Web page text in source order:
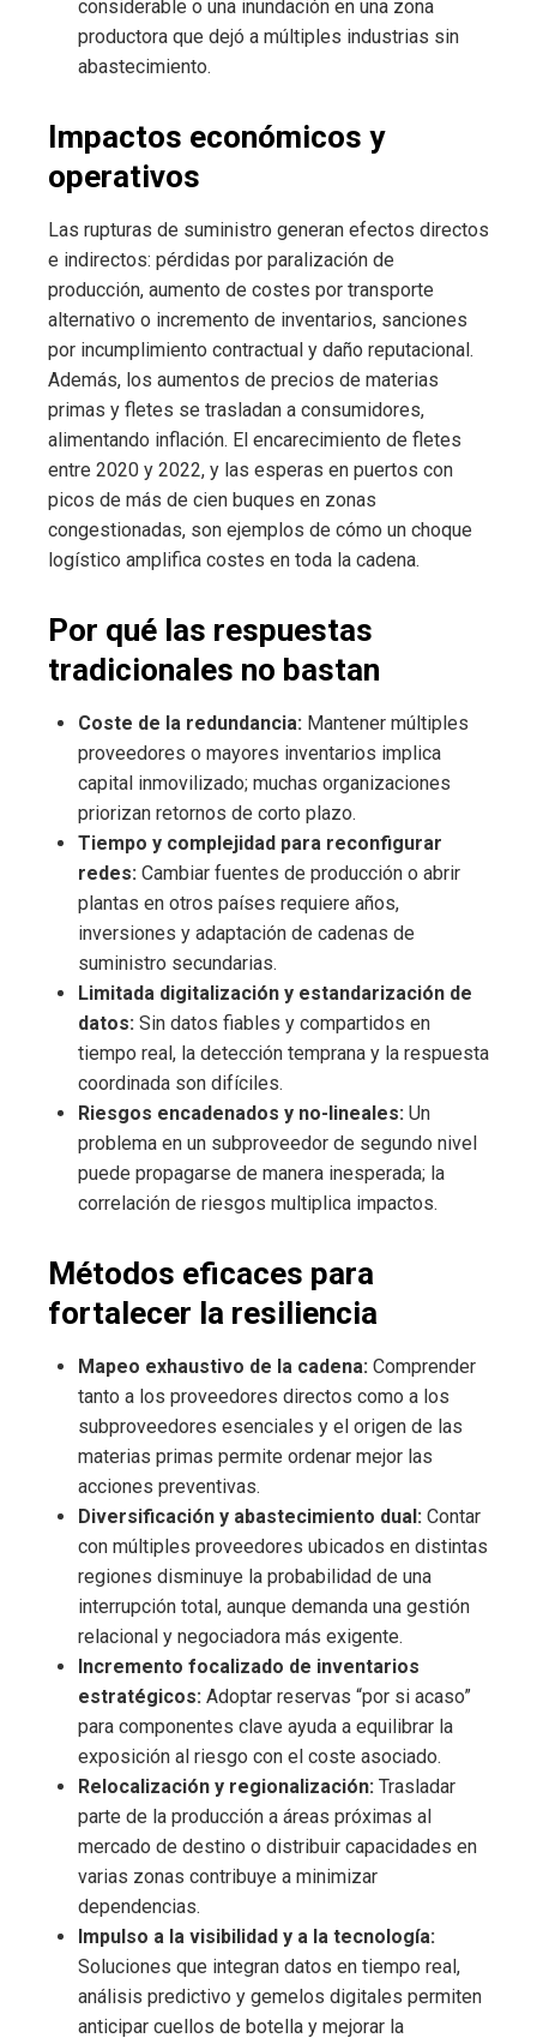
considerable o una inundación en una zona
productora que dejó a múltiples industrias sin
abastecimiento.
Impactos económicos y
operativos
Las rupturas de suministro generan efectos directos
e indirectos: pérdidas por paralización de
producción, aumento de costes por transporte
alternativo o incremento de inventarios, sanciones
por incumplimiento contractual y daño reputacional.
Además, los aumentos de precios de materias
primas y fletes se trasladan a consumidores,
alimentando inflación. El encarecimiento de fletes
entre 2020 y 2022, y las esperas en puertos con
picos de más de cien buques en zonas
congestionadas, son ejemplos de cómo un choque
logístico amplifica costes en toda la cadena.
Por qué las respuestas
tradicionales no bastan
Coste de la redundancia: Mantener múltiples
proveedores o mayores inventarios implica
capital inmovilizado; muchas organizaciones
priorizan retornos de corto plazo.
Tiempo y complejidad para reconfigurar
redes: Cambiar fuentes de producción o abrir
plantas en otros países requiere años,
inversiones y adaptación de cadenas de
suministro secundarias.
Limitada digitalización y estandarización de
datos: Sin datos fiables y compartidos en
tiempo real, la detección temprana y la respuesta
coordinada son difíciles.
Riesgos encadenados y no-lineales: Un
problema en un subproveedor de segundo nivel
puede propagarse de manera inesperada; la
correlación de riesgos multiplica impactos.
Métodos eficaces para
fortalecer la resiliencia
Mapeo exhaustivo de la cadena: Comprender
tanto a los proveedores directos como a los
subproveedores esenciales y el origen de las
materias primas permite ordenar mejor las
acciones preventivas.
Diversificación y abastecimiento dual: Contar
con múltiples proveedores ubicados en distintas
regiones disminuye la probabilidad de una
interrupción total, aunque demanda una gestión
relacional y negociadora más exigente.
Incremento focalizado de inventarios
estratégicos: Adoptar reservas “por si acaso”
para componentes clave ayuda a equilibrar la
exposición al riesgo con el coste asociado.
Relocalización y regionalización: Trasladar
parte de la producción a áreas próximas al
mercado de destino o distribuir capacidades en
varias zonas contribuye a minimizar
dependencias.
Impulso a la visibilidad y a la tecnología:
Soluciones que integran datos en tiempo real,
análisis predictivo y gemelos digitales permiten
anticipar cuellos de botella y mejorar la